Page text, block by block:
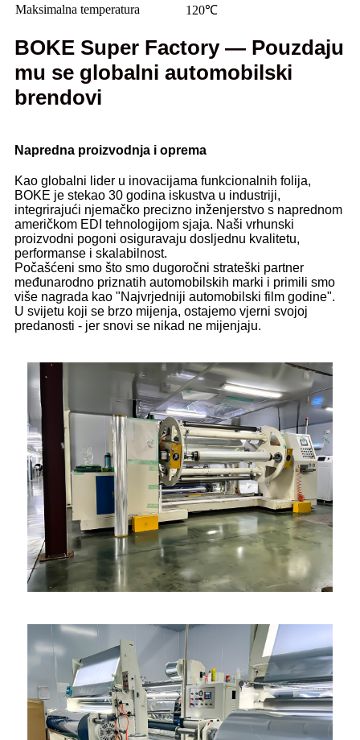
Maksimalna temperatura
120℃
BOKE Super Factory — Pouzdaju
mu se globalni automobilski
brendovi
Napredna proizvodnja i oprema
Kao globalni lider u inovacijama funkcionalnih folija,
BOKE je stekao 30 godina iskustva u industriji,
integrirajući njemačko precizno inženjerstvo s naprednom
američkom EDI tehnologijom sjaja. Naši vrhunski
proizvodni pogoni osiguravaju dosljednu kvalitetu,
performanse i skalabilnost.
Počašćeni smo što smo dugoročni strateški partner
međunarodno priznatih automobilskih marki i primili smo
više nagrada kao "Najvrjedniji automobilski film godine".
U svijetu koji se brzo mijenja, ostajemo vjerni svojoj
predanosti - jer snovi se nikad ne mijenjaju.